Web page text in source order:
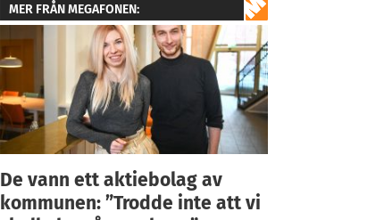
MER FRÅN MEGAFONEN:
De vann ett aktiebolag av
kommunen: ”Trodde inte att vi